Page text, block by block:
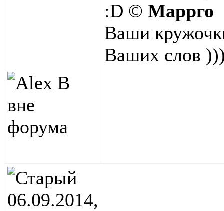
:D © Маррго
Ваши
Ваших слов
06.09.2014,